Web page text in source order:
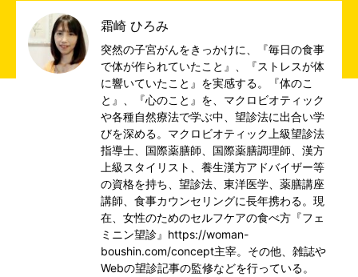
霜崎 ひろみ
突然の子宮がんをきっかけに、『毎日の食事
で体が作られていたこと』、『ストレスが体
に響いていたこと』を実感する。『体のこ
と』、『心のこと』を、マクロビオティック
や各種自然療法で学ぶ中、望診法に出合い学
びを深める。マクロビオティック上級望診法
指導士、国際薬膳師、国際薬膳調理師、漢方
上級スタイリスト、養生漢方アドバイザー等
の資格を持ち、望診法、東洋医学、薬膳講座
講師、食事カウンセリングに長年携わる。現
在、女性のためのセルフケアの食べ方『フェ
ミニン望診』https://woman-
boushin.com/concept主宰。その他、雑誌や
Webの望診記事の監修などを行っている。